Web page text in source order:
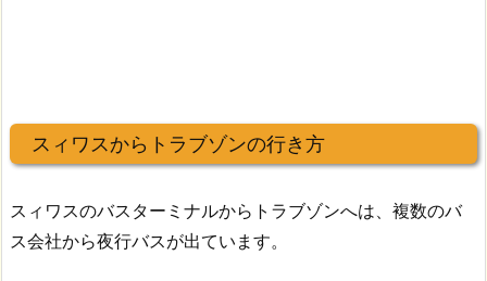
スィワスからトラブゾンの行き方
スィワスのバスターミナルからトラブゾンへは、複数のバ
ス会社から夜行バスが出ています。